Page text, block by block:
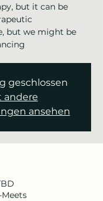
but it can be
but we might be
geschlossen
andere
ansehen